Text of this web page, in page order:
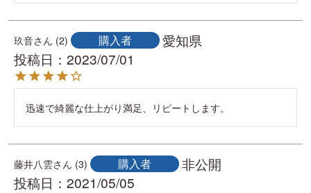
玖音 2 購入者
愛知県
投稿日
2023/07/01
迅速で綺麗な仕上がり満足、リピートします。
藤井八雲 3 購入者
非公開
投稿日
2021/05/05